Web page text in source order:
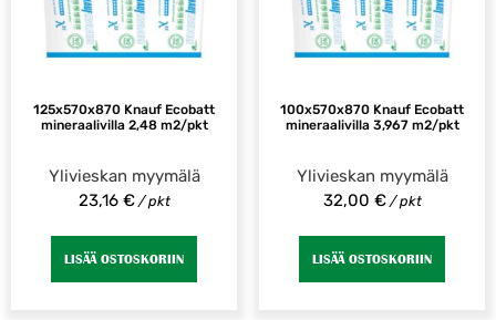
125x570x870 Knauf Ecobatt
mineraalivilla 2,48 m2/pkt
Ylivieskan myymälä
23,16 €/ pkt
LISÄÄ OSTOSKORIIN
100x570x870 Knauf Ecobatt
mineraalivilla 3,967 m2/pkt
Ylivieskan myymälä
32,00 €/ pkt
LISÄÄ OSTOSKORIIN